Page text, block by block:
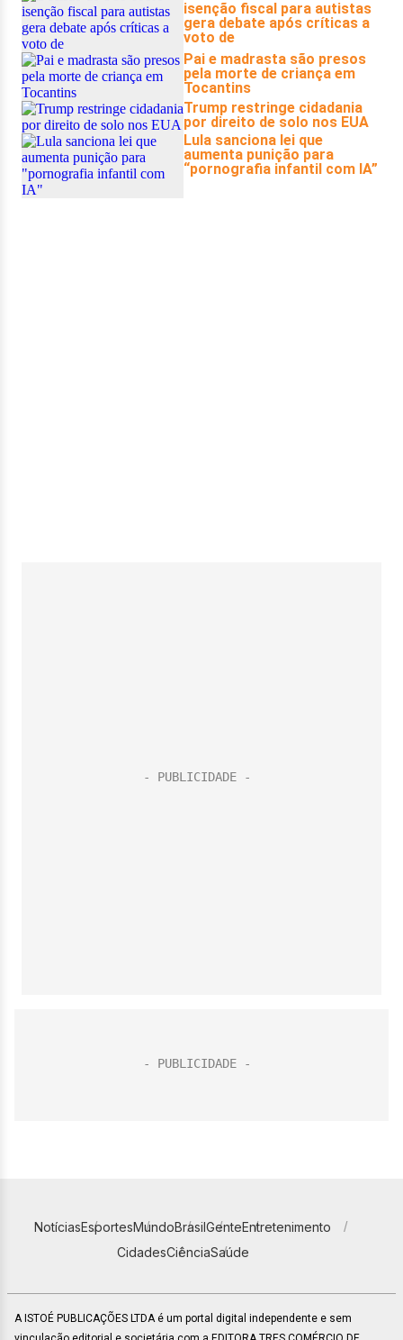
NotíciasEsportesMundoBrasilGenteEntretenimento
CidadesCiênciaSaúde
A ISTOÉ PUBLICAÇÕES LTDA é um portal digital independente e sem